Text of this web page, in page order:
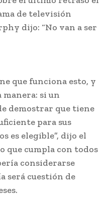
de televisión
dijo: “No van a ser
que funciona esto, y
manera: si un
demostrar que tiene
para sus
es elegible”, dijo el
que cumpla con todos
considerarse
será cuestión de